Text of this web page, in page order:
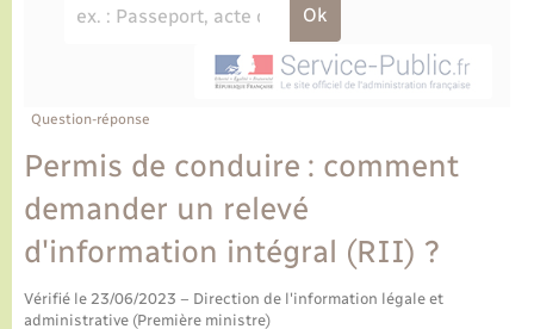
Bulletins d'informations communales
Le personnel municipal
Plan interactif
Présentation de la commune
Permis de détention de chien
Social
CIDFF
Etat-civil - Papiers - Citoyenneté
Logement - Urbanisme
Loisirs
Marchés de Lyons-la-Forêt
Transports scolaires
Travaux - Autorisation d’occupation de l’espace
Question-réponse
Permis de conduire : comment
demander un relevé
d'information intégral (RII) ?
Vérifié le 23/06/2023 – Direction de l'information légale et
administrative (Première ministre)